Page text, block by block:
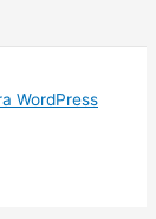
WordPress